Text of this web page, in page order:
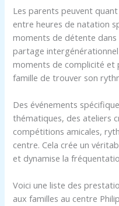
Les parents peuvent
entre heures de natation
moments de détente dans
partage intergénérationnel
moments de complicité et
famille de trouver son
Des événements
thématiques, des ateliers
compétitions amicales,
centre. Cela crée un
et dynamise la
Voici une liste des
aux familles au centre